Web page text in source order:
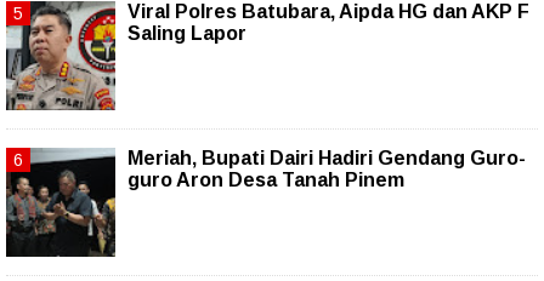
Viral Polres Batubara, Aipda HG dan AKP F
Saling Lapor
Meriah, Bupati Dairi Hadiri Gendang Guro-
guro Aron Desa Tanah Pinem